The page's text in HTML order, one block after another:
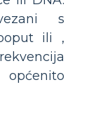
s
ili ,